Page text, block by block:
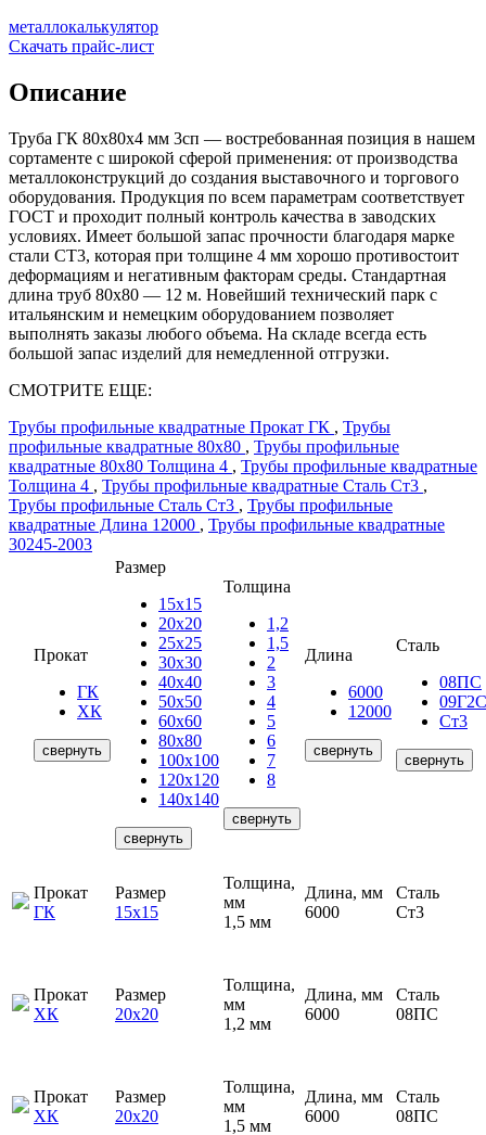
металлокалькулятор
Скачать прайс-лист
Описание
Труба ГК 80х80x4 мм 3сп — востребованная позиция в нашем
сортаменте с широкой сферой применения: от производства
металлоконструкций до создания выставочного и торгового
оборудования. Продукция по всем параметрам соответствует
ГОСТ и проходит полный контроль качества в заводских
условиях. Имеет большой запас прочности благодаря марке
стали СТ3, которая при толщине 4 мм хорошо противостоит
деформациям и негативным факторам среды. Стандартная
длина труб 80х80 — 12 м. Новейший технический парк с
итальянским и немецким оборудованием позволяет
выполнять заказы любого объема. На складе всегда есть
большой запас изделий для немедленной отгрузки.
СМОТРИТЕ ЕЩЕ:
Трубы профильные квадратные Прокат ГК , Трубы
профильные квадратные 80х80 , Трубы профильные
квадратные 80х80 Толщина 4 , Трубы профильные квадратные
Толщина 4 , Трубы профильные квадратные Сталь Ст3 ,
Трубы профильные Сталь Ст3 , Трубы профильные
квадратные Длина 12000 , Трубы профильные квадратные
30245-2003
Прокат
ГК
ХК
свернуть
Размер
15х15
20х20
25х25
30х30
40х40
50х50
60х60
80х80
100х100
120х120
140х140
свернуть
Толщина
1,2
1,5
2
3
4
5
6
7
8
свернуть
Длина
6000
12000
свернуть
Сталь
08ПС
09Г2С
Ст3
свернуть
Прокат
ГК
Размер
15х15
Толщина,
мм
1,5 мм
Длина, мм
6000
Сталь
Ст3
Прокат
ХК
Размер
20х20
Толщина,
мм
1,2 мм
Длина, мм
6000
Сталь
08ПС
Прокат
ХК
Размер
20х20
Толщина,
мм
1,5 мм
Длина, мм
6000
Сталь
08ПС